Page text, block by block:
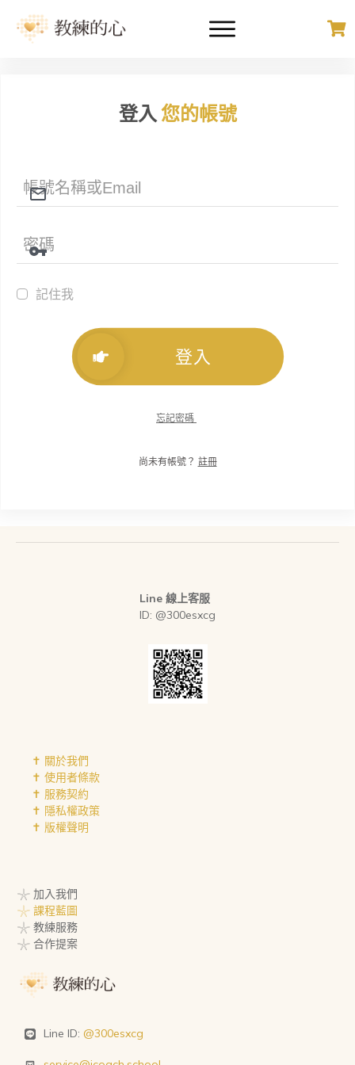
登入您的帳號
記住我
登入
忘記密碼
尚未有帳號？ 註冊
Line 線上客服
ID: @300esxcg
✝︎ 關於我們
✝︎ 使用者條款
✝︎ 服務契約
✝︎ 隱私權政策
✝︎ 版權聲明
𓇼 加入我們
𓇼 課程藍圖
𓇼 教練服務
𓇼 合作提案
Line ID: @300esxcg